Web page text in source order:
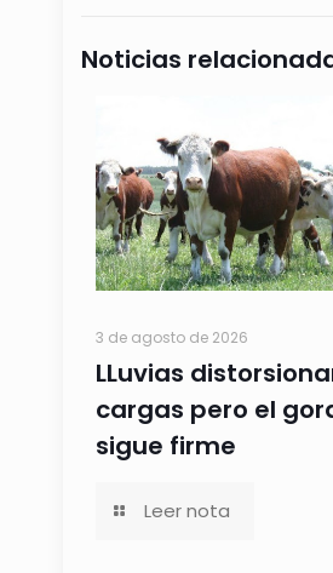
Noticias
3 de agosto de 2026
LLuvias
cargas pero el
sigue firme
Leer nota